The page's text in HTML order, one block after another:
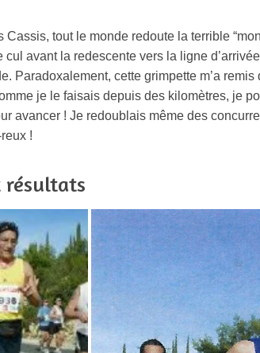
Cassis, tout le monde redoute la terrible
cul avant la redescente vers la ligne
Paradoxalement, cette grimpette m’a
je le faisais depuis des kilomètres, je
avancer ! Je redoublais même des
!
résultats